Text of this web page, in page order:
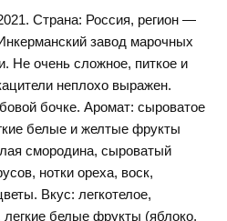
Страна: Россия, регион —
завод марочных
Не очень сложное, питкое и
неплохо выражен.
бочке. Аромат: сыроватое
белые и желтые фрукты
смородина, сыроватый
нотки ореха, воск,
Вкус: легкотелое,
легкие белые фрукты (яблоко,